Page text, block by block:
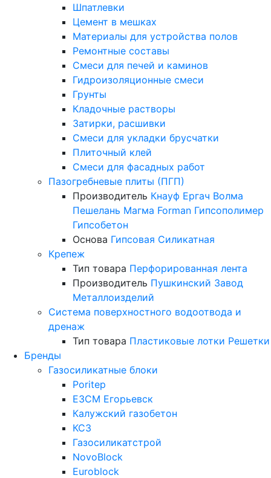
Шпатлевки
Цемент в мешках
Материалы для устройства полов
Ремонтные составы
Смеси для печей и каминов
Гидроизоляционные смеси
Грунты
Кладочные растворы
Затирки, расшивки
Смеси для укладки брусчатки
Плиточный клей
Смеси для фасадных работ
Пазогребневые плиты (ПГП)
Производитель Кнауф Ергач Волма
Пешелань Магма Forman Гипсополимер
Гипсобетон
Основа Гипсовая Силикатная
Крепеж
Тип товара Перфорированная лента
Производитель Пушкинский Завод
Металлоизделий
Система поверхностного водоотвода и
дренаж
Тип товара Пластиковые лотки Решетки
Бренды
Газосиликатные блоки
Poritep
ЕЗСМ Егорьевск
Калужский газобетон
КСЗ
Газосиликатстрой
NovoBlock
Euroblock